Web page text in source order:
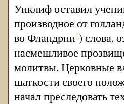
Уиклиф оставил
производное от
во Фландрии1) слова,
насмешливое
молитвы. Церковные
шаткости своего
начал преследовать